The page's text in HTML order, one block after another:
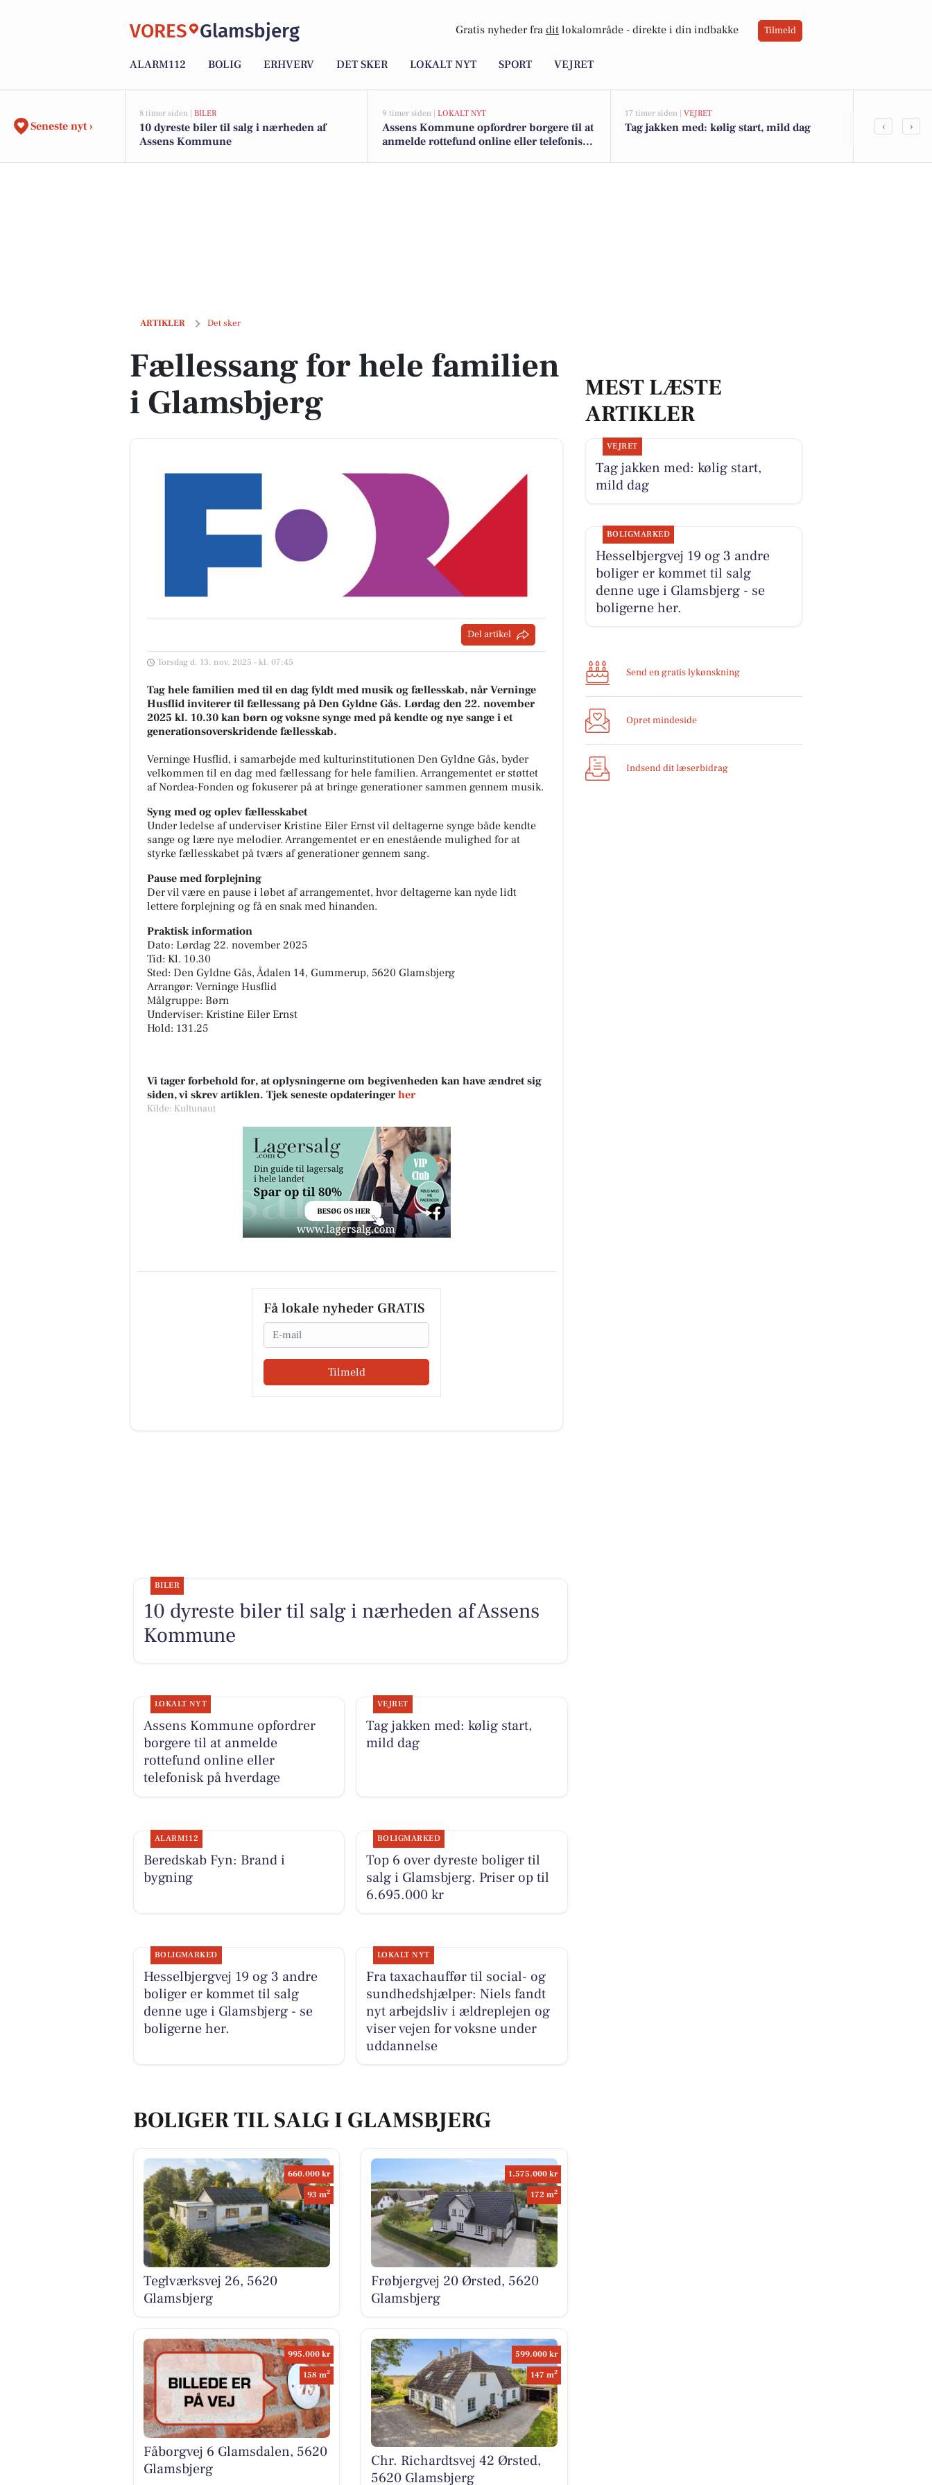
VORES Glamsbjerg Gratis nyheder fra dit lokalområde - direkte i din indbakke Tilmeld
ALARM112 BOLIG ERHVERV DET SKER LOKALT NYT SPORT VEJRET
Seneste nyt ›
8 timer siden | BILER
10 dyreste biler til salg i nærheden af
Assens Kommune
9 timer siden | LOKALT NYT
Assens Kommune opfordrer borgere til at
anmelde rottefund online eller telefonisk
17 timer siden | VEJRET
Tag jakken med: kølig start, mild dag Beredskab
‹ ›
ARTIKLER Det sker
Fællessang for hele familien i Glamsbjerg
Fællessang for hele familien
i Glamsbjerg
Del artikel
Torsdag d. 13. nov. 2025 - kl. 07:45
Tag hele familien med til en dag fyldt med musik og fællesskab, når Verninge
Husflid inviterer til fællessang på Den Gyldne Gås. Lørdag den 22. november
2025 kl. 10.30 kan børn og voksne synge med på kendte og nye sange i et
generationsoverskridende fællesskab.
Verninge Husflid, i samarbejde med kulturinstitutionen Den Gyldne Gås, byder
velkommen til en dag med fællessang for hele familien. Arrangementet er støttet
af Nordea-Fonden og fokuserer på at bringe generationer sammen gennem musik.
Syng med og oplev fællesskabet
Under ledelse af underviser Kristine Eiler Ernst vil deltagerne synge både kendte
sange og lære nye melodier. Arrangementet er en enestående mulighed for at
styrke fællesskabet på tværs af generationer gennem sang.
Pause med forplejning
Der vil være en pause i løbet af arrangementet, hvor deltagerne kan nyde lidt
lettere forplejning og få en snak med hinanden.
Praktisk information
Dato: Lørdag 22. november 2025
Tid: Kl. 10.30
Sted: Den Gyldne Gås, Ådalen 14, Gummerup, 5620 Glamsbjerg
Arrangør: Verninge Husflid
Målgruppe: Børn
Underviser: Kristine Eiler Ernst
Hold: 131.25
Vi tager forbehold for, at oplysningerne om begivenheden kan have ændret sig
siden, vi skrev artiklen. Tjek seneste opdateringer her
Kilde: Kultunaut
Få lokale nyheder GRATIS
Email
Tilmeld
MEST LÆSTE
ARTIKLER
VEJRET
Tag jakken med: kølig start,
mild dag
BOLIGMARKED
Hesselbjergvej 19 og 3 andre
boliger er kommet til salg
denne uge i Glamsbjerg - se
boligerne her.
Send en gratis lykønskning
Opret mindeside
Indsend dit læserbidrag
BILER
10 dyreste biler til salg i nærheden af Assens
Kommune
LOKALT NYT
Assens Kommune opfordrer
borgere til at anmelde
rottefund online eller
telefonisk på hverdage
VEJRET
Tag jakken med: kølig start,
mild dag
ALARM112
Beredskab Fyn: Brand i
bygning
BOLIGMARKED
Top 6 over dyreste boliger til
salg i Glamsbjerg. Priser op til
6.695.000 kr
BOLIGMARKED
Hesselbjergvej 19 og 3 andre
boliger er kommet til salg
denne uge i Glamsbjerg - se
boligerne her.
LOKALT NYT
Fra taxachauffør til social- og
sundhedshjælper: Niels fandt
nyt arbejdsliv i ældreplejen og
viser vejen for voksne under
uddannelse
BOLIGER TIL SALG I GLAMSBJERG
660.000 kr
93 m2
Teglværksvej 26, 5620
Glamsbjerg
1.575.000 kr
172 m2
Frøbjergvej 20 Ørsted, 5620
Glamsbjerg
995.000 kr
158 m2
Fåborgvej 6 Glamsdalen, 5620
Glamsbjerg
599.000 kr
147 m2
Chr. Richardtsvej 42 Ørsted,
5620 Glamsbjerg